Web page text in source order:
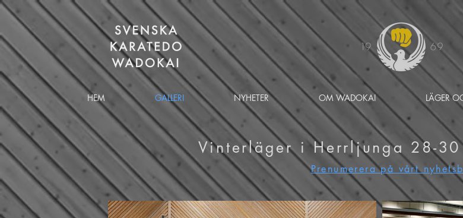
HEM GALLERI NYHETER OM WADOKAI LÄGER
Vinterläger i Herrljunga 28-
Prenumerera på vårt